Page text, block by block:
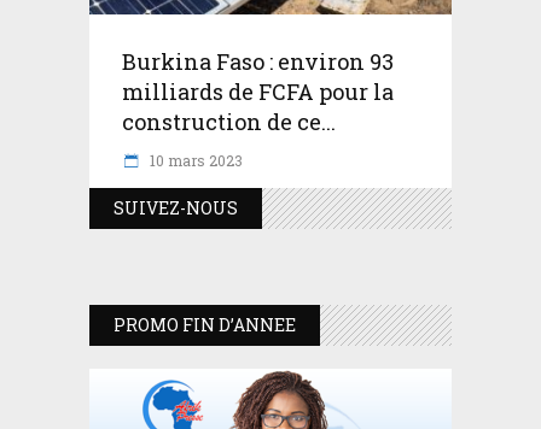
Burkina Faso : environ 93
milliards de FCFA pour la
construction de ce...
10 mars 2023
SUIVEZ-NOUS
PROMO FIN D’ANNEE